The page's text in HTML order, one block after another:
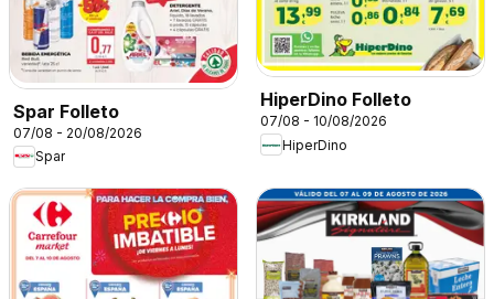
Spar Folleto
07/08 - 20/08/2026
Spar
HiperDino Folleto
07/08 - 10/08/2026
HiperDino